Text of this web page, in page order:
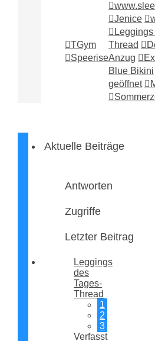
TGym
Speerise
Jenice
Thread
Anzug
Blue Bikini
geöffnet
Aktuelle Beiträge
Antworten
Zugriffe
Letzter Beitrag
Leggings
des
Tages-
Thread
1
2
3
Verfasst